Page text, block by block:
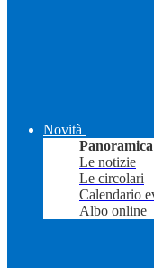
Novità
Panoramica
Le notizie
Le circolari
Calendario
Albo online